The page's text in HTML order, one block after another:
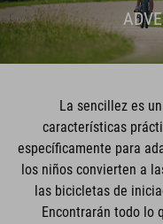
La sencillez es
características
específicamente para
los niños convierten a
las bicicletas de
Encontrarán todo lo